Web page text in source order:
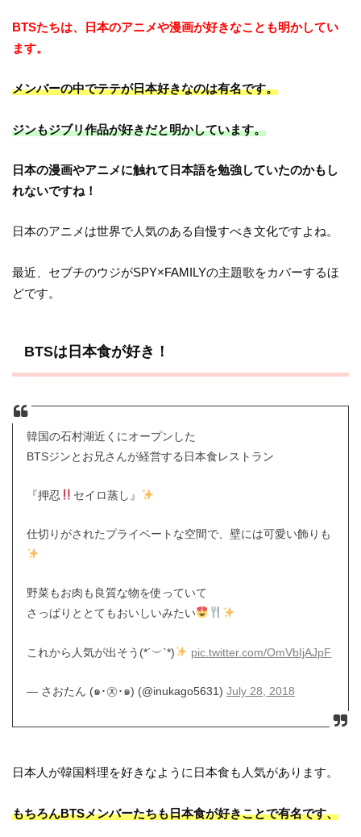
BTSたちは、日本のアニメや漫画が好きなことも明かしてい
ます。
メンバーの中でテテが日本好きなのは有名です。
ジンもジブリ作品が好きだと明かしています。
日本の漫画やアニメに触れて日本語を勉強していたのかもし
れないですね！
日本のアニメは世界で人気のある自慢すべき文化ですよね。
最近、セブチのウジがSPY×FAMILYの主題歌をカバーするほ
どです。
BTSは日本食が好き！
韓国の石村湖近くにオープンした
BTSジンとお兄さんが経営する日本食レストラン
『押忍 セイロ蒸し』
仕切りがされたプライベートな空間で、壁には可愛い飾りも
野菜もお肉も良質な物を使っていて
さっぱりととてもおいしいみたい
これから人気が出そう(*´︶`*) pic.twitter.com/OmVbIjAJpF
— さおたん (๑･㉨･๑) (@inukago5631) July 28, 2018
日本人が韓国料理を好きなように日本食も人気があります。
もちろんBTSメンバーたちも日本食が好きことで有名です、